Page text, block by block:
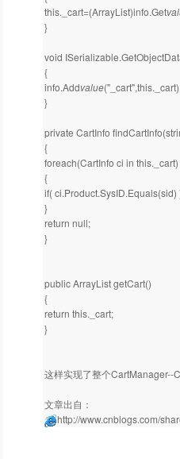
this._cart=(ArrayList)info.Get
}
void
{
info.Addvalue
}
private CartInfo
{
foreach(CartInfo ci in this._cart)
{
if( ci.Product.SysID.Equals(sid)
}
return null;
}
public ArrayList getCart()
{
return this._cart;
}
这样实现了整个CartManager--
文章出自：
http://www.cnblogs.com/